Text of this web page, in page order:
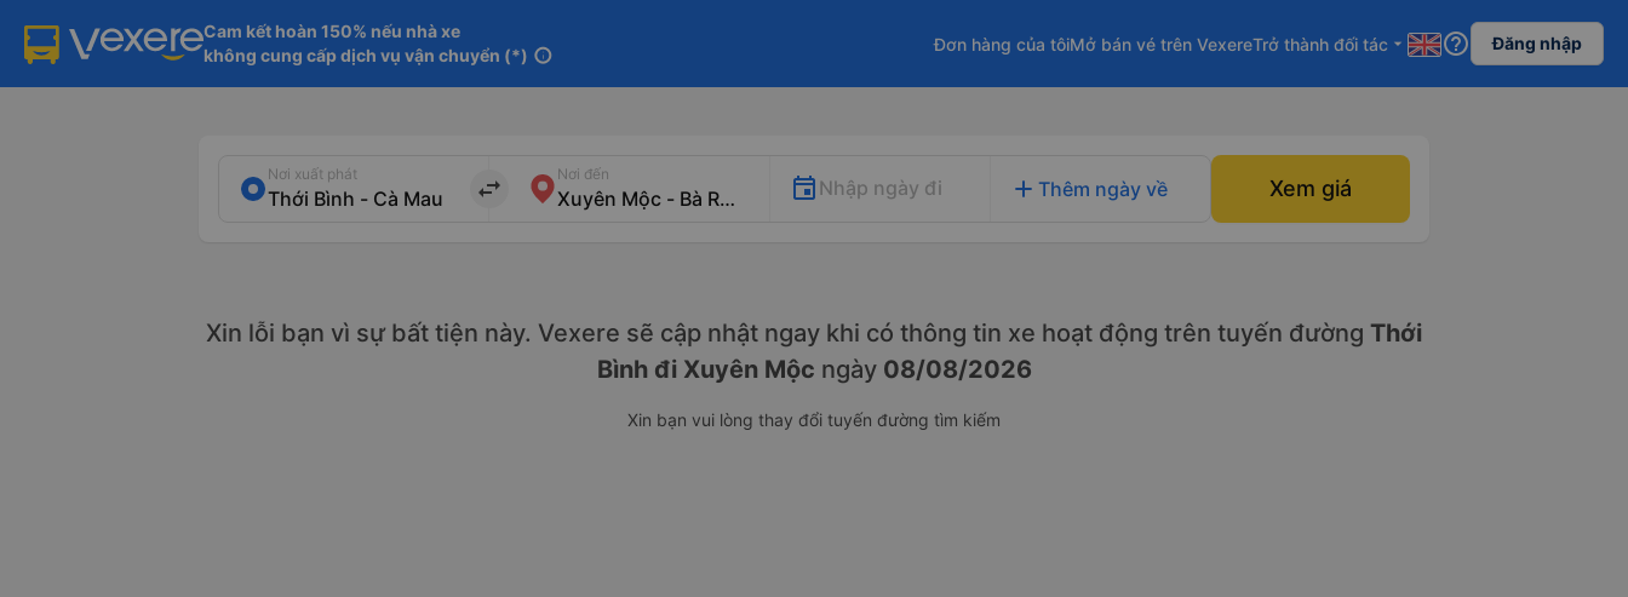
Cam kết hoàn 150% nếu nhà xe
không cung cấp dịch vụ vận chuyển (*) info
Đơn hàng của tôiMở bán vé trên VexereTrở thành đối tác arrow_drop_down help_outline Đăng nhập
Nơi xuất phát
import_export
Nơi đến
Nhập ngày đi add Thêm ngày về Xem giá
Xin lỗi bạn vì sự bất tiện này. Vexere sẽ cập nhật ngay khi có thông tin xe hoạt động trên tuyến đường Thới
Bình đi Xuyên Mộc ngày 08/08/2026
Xin bạn vui lòng thay đổi tuyến đường tìm kiếm